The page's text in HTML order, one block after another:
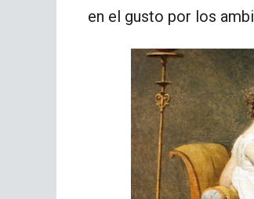
en el gusto por los